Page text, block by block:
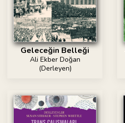
Geleceğin Belleği
Ali Ekber Doğan
(Derleyen)